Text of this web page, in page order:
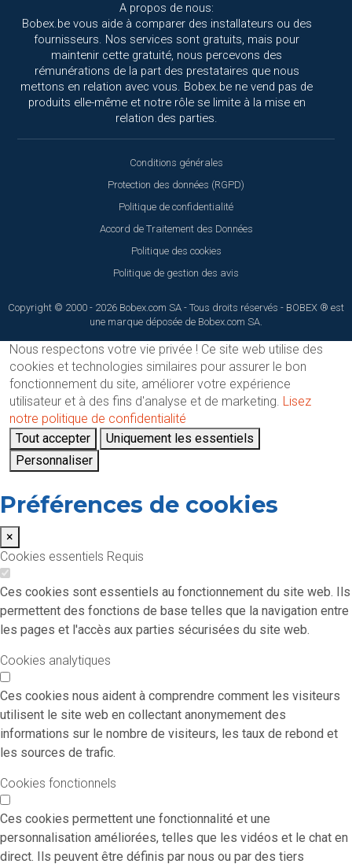
A propos de nous:
Bobex.be vous aide à comparer des installateurs ou des
fournisseurs. Nos services sont gratuits, mais pour
maintenir cette gratuité, nous percevons des
rémunérations de la part des prestataires que nous
mettons en relation avec vous. Bobex.be ne vend pas de
produits elle-même et notre rôle se limite à la mise en
relation des parties.
Conditions générales
Protection des données (RGPD)
Politique de confidentialité
Accord de Traitement des Données
Politique des cookies
Politique de gestion des avis
Copyright © 2000 - 2026 Bobex.com SA - Tous droits réservés - BOBEX ® est
une marque déposée de Bobex.com SA.
Nous respectons votre vie privée ! Ce site web utilise des
cookies et technologies similaires pour assurer le bon
fonctionnement du site, améliorer votre expérience
utilisateur et à des fins d'analyse et de marketing. Lisez
notre politique de confidentialité
Tout accepter
Uniquement les essentiels
Personnaliser
Préférences de cookies
×
Cookies essentiels Requis
Ces cookies sont essentiels au fonctionnement du site web. Ils
permettent des fonctions de base telles que la navigation entre
les pages et l'accès aux parties sécurisées du site web.
Cookies analytiques
Ces cookies nous aident à comprendre comment les visiteurs
utilisent le site web en collectant anonymement des
informations sur le nombre de visiteurs, les taux de rebond et
les sources de trafic.
Cookies fonctionnels
Ces cookies permettent une fonctionnalité et une
personnalisation améliorées, telles que les vidéos et le chat en
direct. Ils peuvent être définis par nous ou par des tiers